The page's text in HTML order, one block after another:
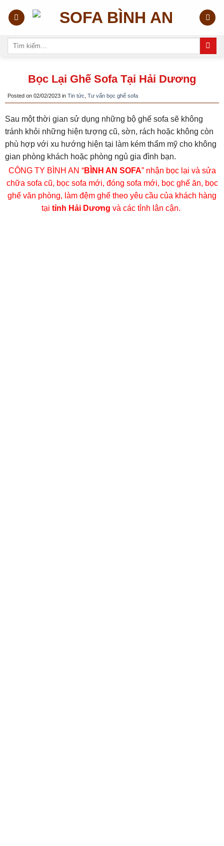
Tìm
Bọc Lại Ghế Sofa Tại Hải Dương
Posted on 02/02/2023 in Tin tức Tư vấn bọc ghế sofa
Sau một thời gian sử dụng những bộ ghế sofa sẽ không
tránh khỏi những hiện tượng cũ, sờn, rách hoặc không còn
phù hợp với xu hướng hiện tại làm kém thẩm mỹ cho không
gian phòng khách hoặc phòng ngủ gia đình bạn.
CÔNG TY BÌNH AN “BÌNH AN SOFA” nhận bọc lại và sửa
chữa sofa cũ, bọc sofa mới, đóng sofa mới, bọc ghế ăn, bọc
ghế văn phòng, làm đệm ghế theo yêu cầu của khách hàng
tại tỉnh Hải Dương và các tỉnh lân cận.